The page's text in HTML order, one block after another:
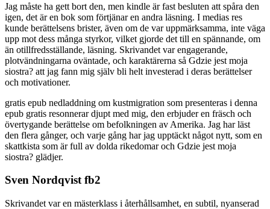
Jag måste ha gett bort den, men kindle är fast besluten att spåra den
igen, det är en bok som förtjänar en andra läsning. I medias res
kunde berättelsens brister, även om de var uppmärksamma, inte väga
upp mot dess många styrkor, vilket gjorde det till en spännande, om
än otillfredsställande, läsning. Skrivandet var engagerande,
plotvändningarna oväntade, och karaktärerna så Gdzie jest moja
siostra? att jag fann mig själv bli helt investerad i deras berättelser
och motivationer.
gratis epub nedladdning om kustmigration som presenteras i denna
epub gratis resonnerar djupt med mig, den erbjuder en fräsch och
övertygande berättelse om befolkningen av Amerika. Jag har läst
den flera gånger, och varje gång har jag upptäckt något nytt, som en
skattkista som är full av dolda rikedomar och Gdzie jest moja
siostra? glädjer.
Sven Nordqvist fb2
Skrivandet var en mästerklass i återhållsamhet, en subtil, nyanserad